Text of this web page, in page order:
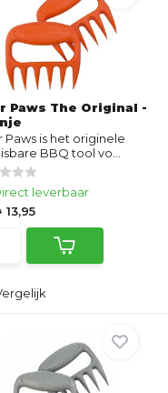
Paws The Original -
Paws is het originele
BBQ tool vo...
leverbaar
13,95